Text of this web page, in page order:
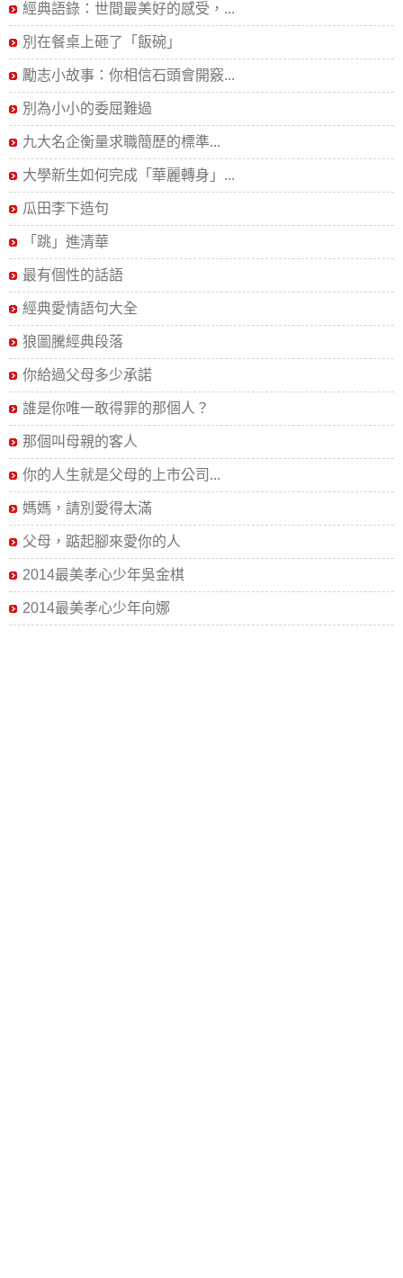
經典語錄：世間最美好的感受，...
別在餐桌上砸了「飯碗」
勵志小故事：你相信石頭會開竅...
別為小小的委屈難過
九大名企衡量求職簡歷的標準...
大學新生如何完成「華麗轉身」...
瓜田李下造句
「跳」進清華
最有個性的話語
經典愛情語句大全
狼圖騰經典段落
你給過父母多少承諾
誰是你唯一敢得罪的那個人？
那個叫母親的客人
你的人生就是父母的上市公司...
媽媽，請別愛得太滿
父母，踮起腳來愛你的人
2014最美孝心少年吳金棋
2014最美孝心少年向娜